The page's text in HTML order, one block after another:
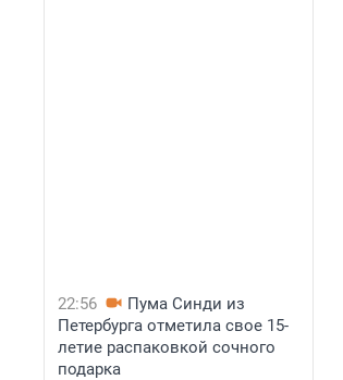
22:56
Пума Синди из
Петербурга отметила свое 15-
летие распаковкой сочного
подарка